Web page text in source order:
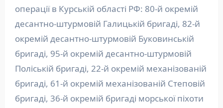
операції в Курській області РФ: 80-й окремій
десантно-штурмовій Галицькій бригаді, 82-й
окремій десантно-штурмовій Буковинській
бригаді, 95-й окремій десантно-штурмовій
Поліській бригаді, 22-й окремій механізованій
бригаді, 61-й окремій механізованій Степовій
бригаді, 36-й окремій бригаді морської піхоти